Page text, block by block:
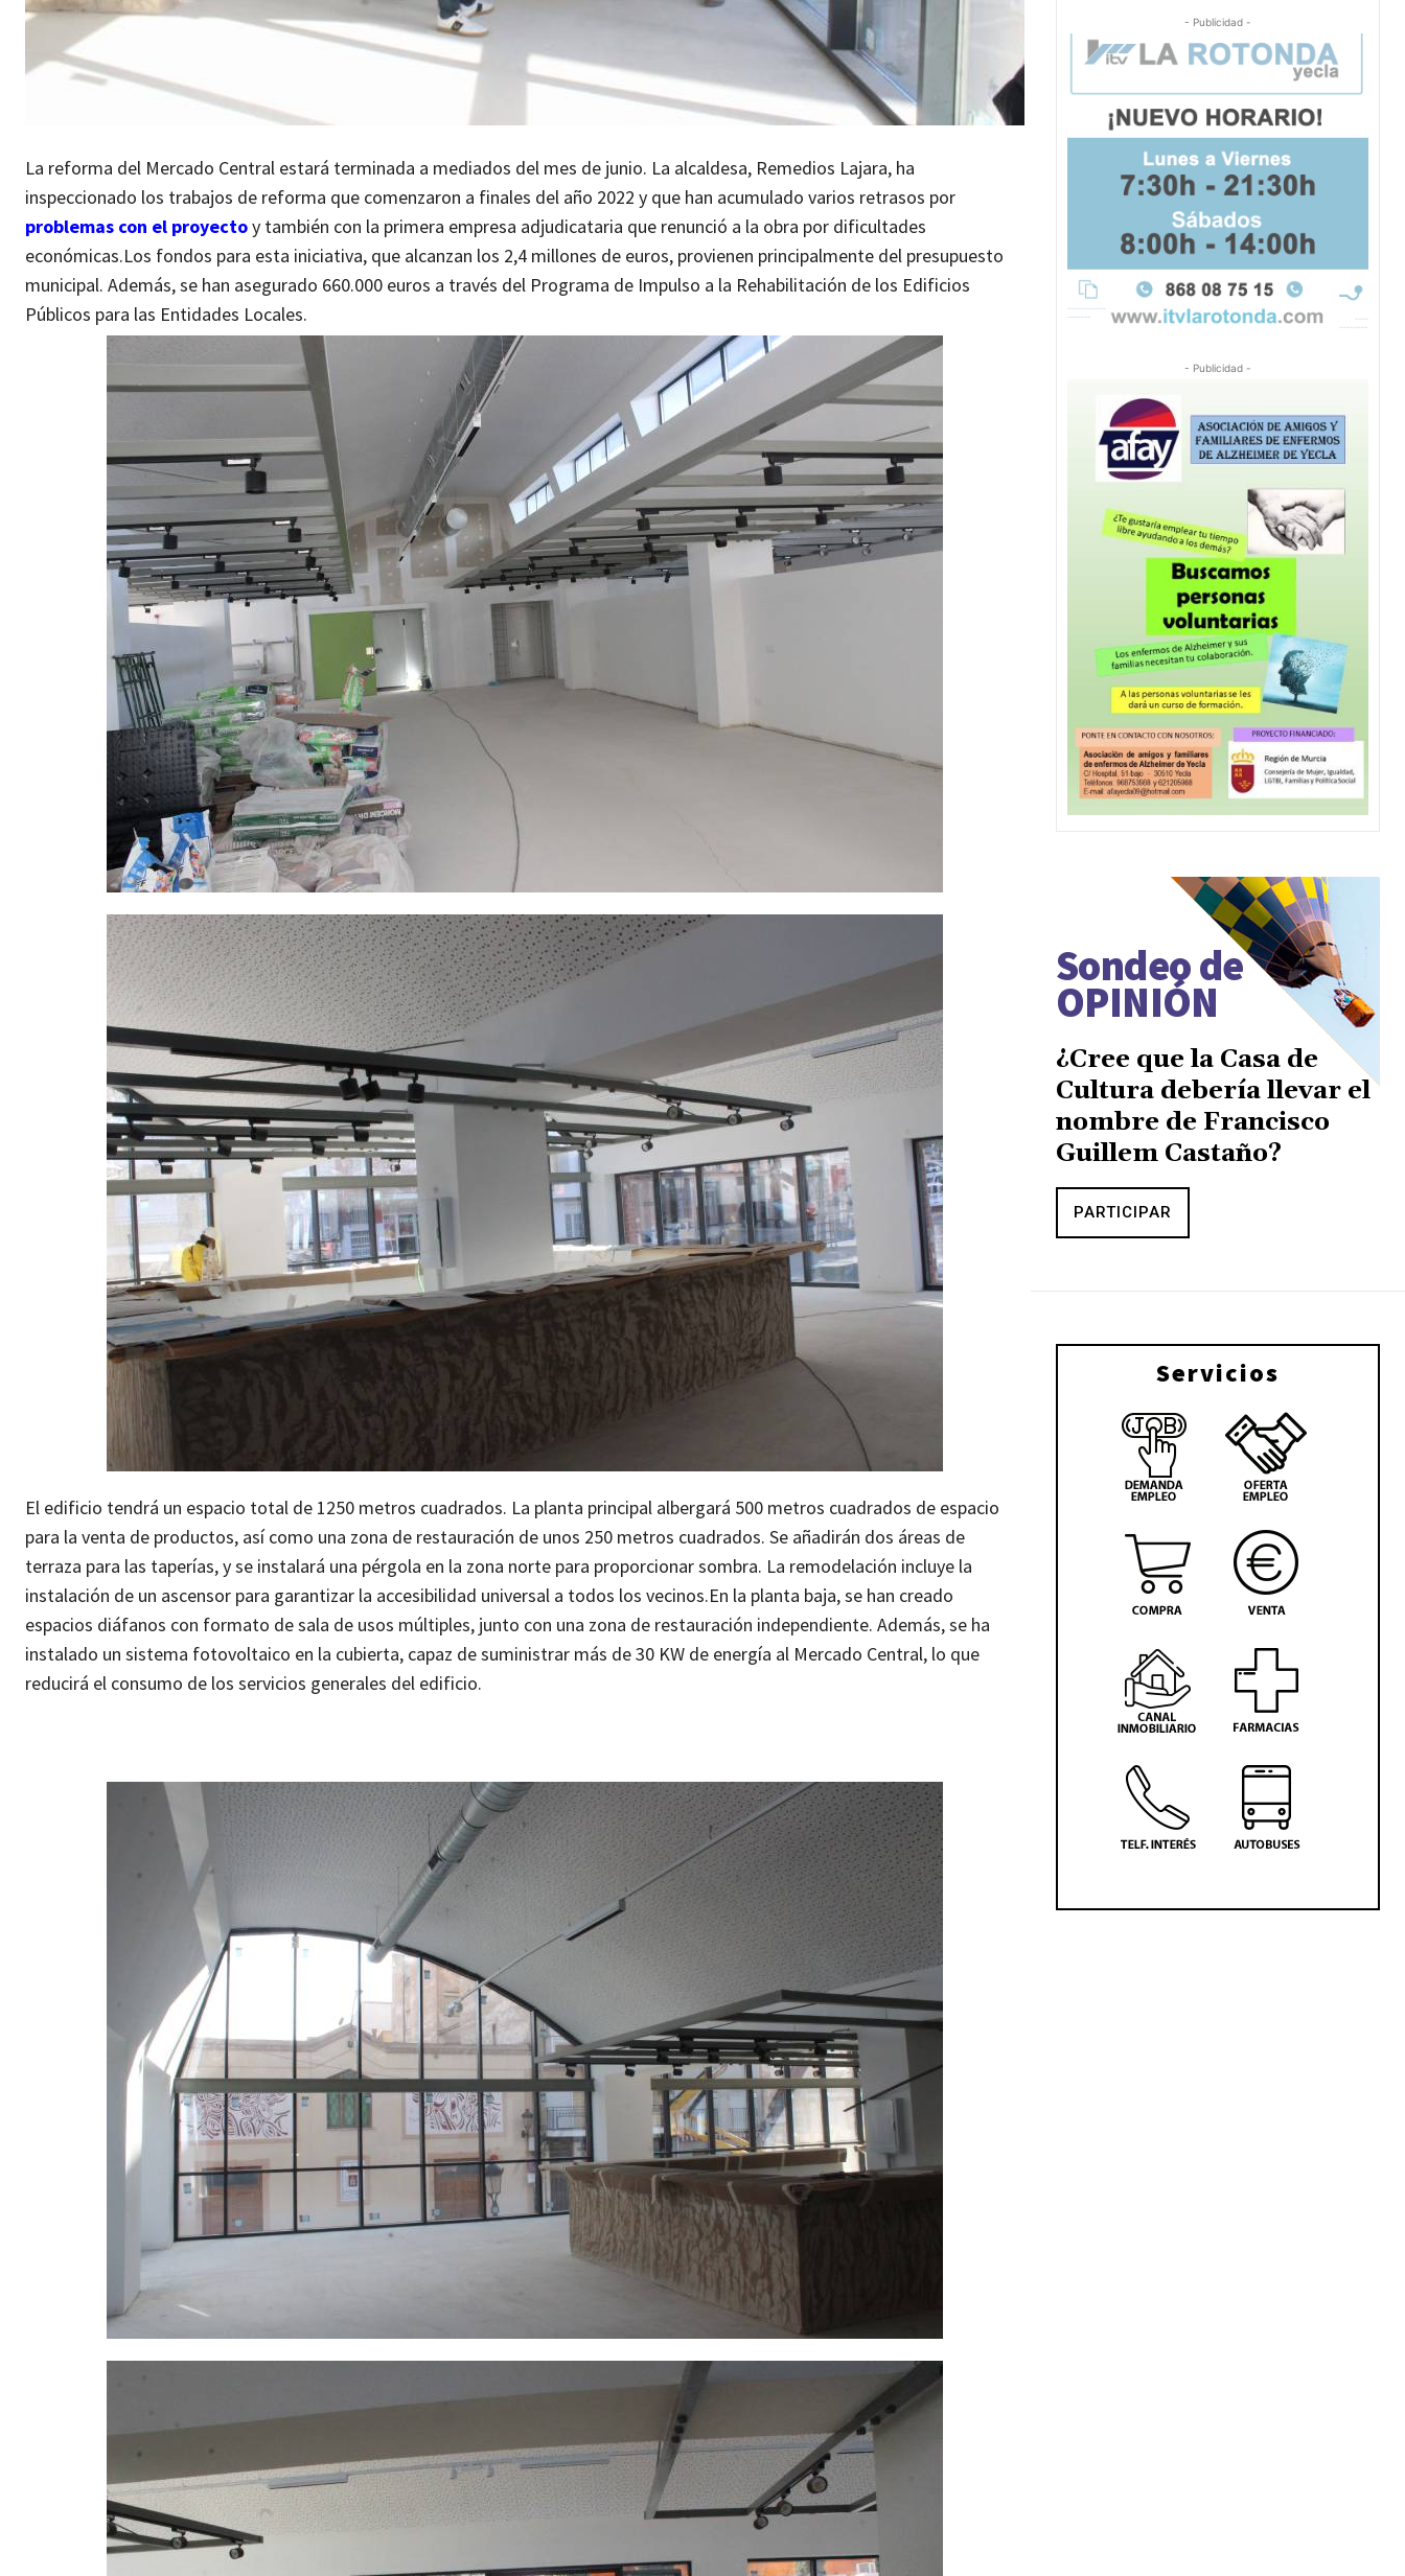
La reforma del Mercado Central estará terminada a mediados del mes de junio. La alcaldesa, Remedios Lajara, ha
inspeccionado los trabajos de reforma que comenzaron a finales del año 2022 y que han acumulado varios retrasos por
problemas con el proyectoy también con la primera empresa adjudicataria que renunció a la obra por dificultades
económicas.Los fondos para esta iniciativa, que alcanzan los 2,4 millones de euros, provienen principalmente del presupuesto
municipal. Además, se han asegurado 660.000 euros a través del Programa de Impulso a la Rehabilitación de los Edificios
Públicos para las Entidades Locales.
El edificio tendrá un espacio total de 1250 metros cuadrados. La planta principal albergará 500 metros cuadrados de espacio
para la venta de productos, así como una zona de restauración de unos 250 metros cuadrados. Se añadirán dos áreas de
terraza para las taperías, y se instalará una pérgola en la zona norte para proporcionar sombra. La remodelación incluye la
instalación de un ascensor para garantizar la accesibilidad universal a todos los vecinos.En la planta baja, se han creado
espacios diáfanos con formato de sala de usos múltiples, junto con una zona de restauración independiente. Además, se ha
instalado un sistema fotovoltaico en la cubierta, capaz de suministrar más de 30 KW de energía al Mercado Central, lo que
reducirá el consumo de los servicios generales del edificio.
- Publicidad -
- Publicidad -
Sondeo de
OPINIÓN
¿Cree que la Casa de
Cultura debería llevar el
nombre de Francisco
Guillem Castaño?
PARTICIPAR
Servicios